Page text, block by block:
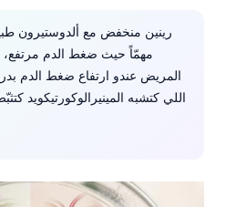
رينين منخفض مع ألدوستيرون
مهمّاً حيث ضغط الدم مرتفع،
المريض عندو ارتفاع ضغط الدم
اللي كتشبه المينيرالوكورتيكويد